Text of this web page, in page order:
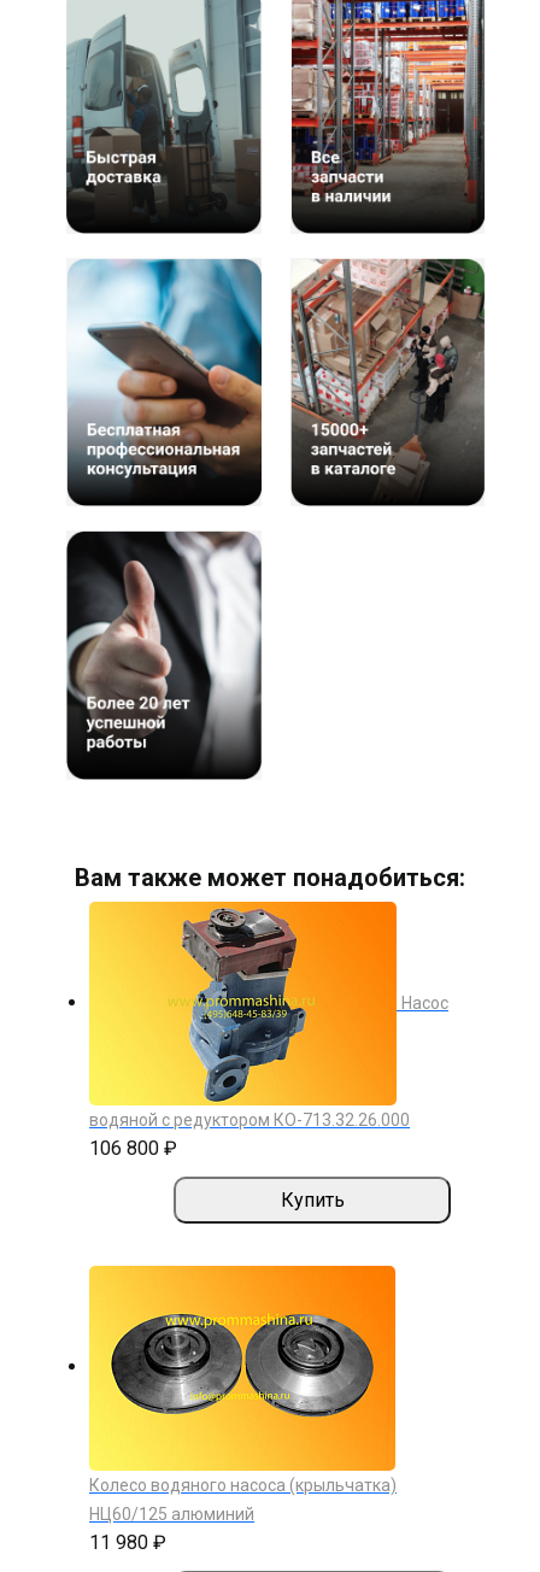
Вам также может понадобиться:
Насос
водяной с редуктором КО-713.32.26.000
106 800 ₽
Купить
Колесо водяного насоса (крыльчатка)
НЦ60/125 алюминий
11 980 ₽